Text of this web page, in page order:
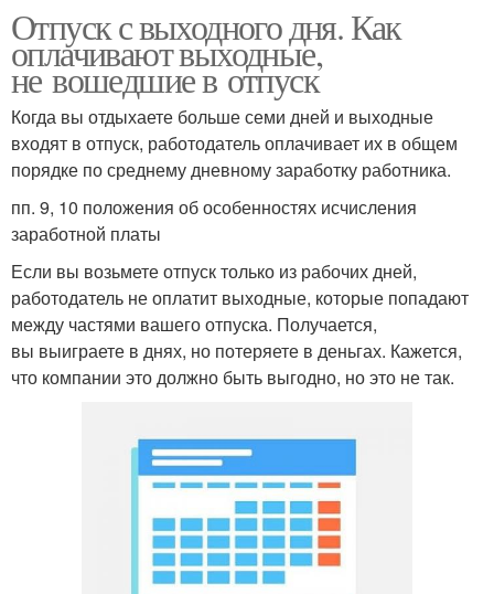
Отпуск с выходного дня. Как
оплачивают выходные,
не вошедшие в отпуск
Когда вы отдыхаете больше семи дней и выходные
входят в отпуск, работодатель оплачивает их в общем
порядке по среднему дневному заработку работника.
пп. 9, 10 положения об особенностях исчисления
заработной платы
Если вы возьмете отпуск только из рабочих дней,
работодатель не оплатит выходные, которые попадают
между частями вашего отпуска. Получается,
вы выиграете в днях, но потеряете в деньгах. Кажется,
что компании это должно быть выгодно, но это не так.